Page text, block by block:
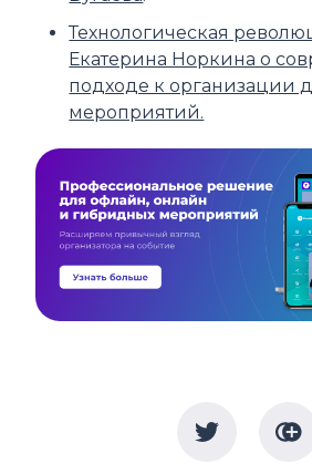
Технологическая
Екатерина Норкина о
подходе к организации
мероприятий.